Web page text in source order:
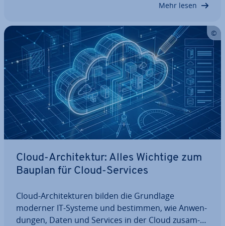
Mehr lesen
Cloud-Ar­chi­tek­tur: Alles Wichtige zum
Bauplan für Cloud-Services
Cloud-Ar­chi­tek­tu­ren bilden die Grundlage
moderner IT-Systeme und bestimmen, wie An­wen­
dun­gen, Daten und Services in der Cloud zu­sam­